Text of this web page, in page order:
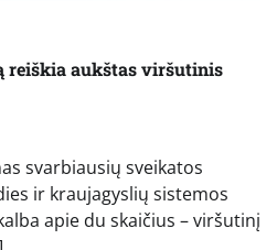
reiškia aukštas viršutinis
svarbiausių sveikatos
ir kraujagyslių sistemos
apie du skaičius – viršutinį